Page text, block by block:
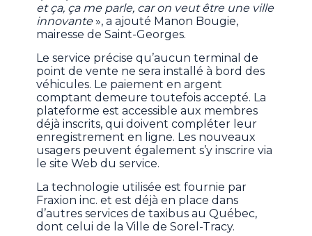
et ça, ça me parle, car on veut être une ville
innovante», a ajouté Manon Bougie,
mairesse de Saint-Georges.
Le service précise qu’aucun terminal de
point de vente ne sera installé à bord des
véhicules. Le paiement en argent
comptant demeure toutefois accepté. La
plateforme est accessible aux membres
déjà inscrits, qui doivent compléter leur
enregistrement en ligne. Les nouveaux
usagers peuvent également s’y inscrire via
le site Web du service.
La technologie utilisée est fournie par
Fraxion inc. et est déjà en place dans
d’autres services de taxibus au Québec,
dont celui de la Ville de Sorel-Tracy.